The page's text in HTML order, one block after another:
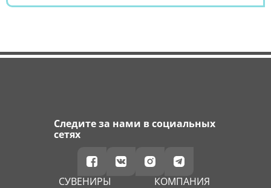
Следите за нами в социальных
сетях
СУВЕНИРЫ КОМПАНИЯ